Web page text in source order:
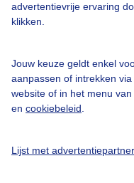
advertentievrije ervaring
klikken.
Jouw keuze geldt enkel
aanpassen of intrekken
website of in het menu
en cookiebeleid
Lijst met
Toegankelijkheid
Adverteren
Buienradar Team
Privacy beleid